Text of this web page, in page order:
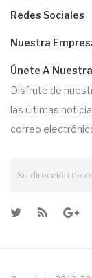
Redes Sociales
Nuestra
Únete A
Disfrute de
las últimas
correo